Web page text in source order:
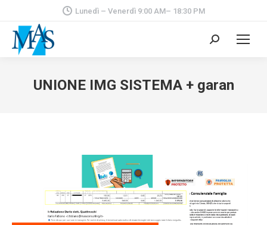
Lunedì – Venerdì 9:00 AM– 18:30 PM
Cerca:
UNIONE IMG SISTEMA + garan